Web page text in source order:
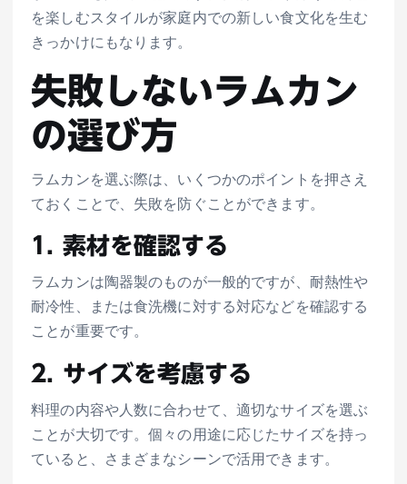
を楽しむスタイルが家庭内での新しい食文化を生む
きっかけにもなります。
失敗しないラムカン
の選び方
ラムカンを選ぶ際は、いくつかのポイントを押さえ
ておくことで、失敗を防ぐことができます。
1. 素材を確認する
ラムカンは陶器製のものが一般的ですが、耐熱性や
耐冷性、または食洗機に対する対応などを確認する
ことが重要です。
2. サイズを考慮する
料理の内容や人数に合わせて、適切なサイズを選ぶ
ことが大切です。個々の用途に応じたサイズを持っ
ていると、さまざまなシーンで活用できます。